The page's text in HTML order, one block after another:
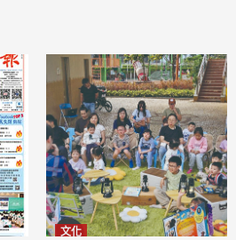
文化